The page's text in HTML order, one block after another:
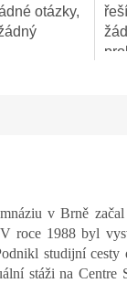
otázky,
v Brně
roce 1988 byl
studijní cesty
stáži na Centre